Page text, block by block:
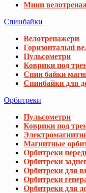
Мини
Спинбайки
Велотренажери
Горизонтальні
Пульсометри
Коврики под
Спин байки
Спинбайки для
Орбитреки
Пульсометри
Коврики под
Магнитные
Орбитреки
Орбитреки
Орбитреки для
Орбитреки
Орбитреки для